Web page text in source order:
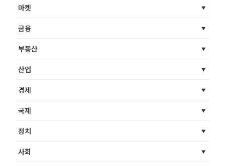
마켓
금융
부동산
산업
경제
국제
정치
사회